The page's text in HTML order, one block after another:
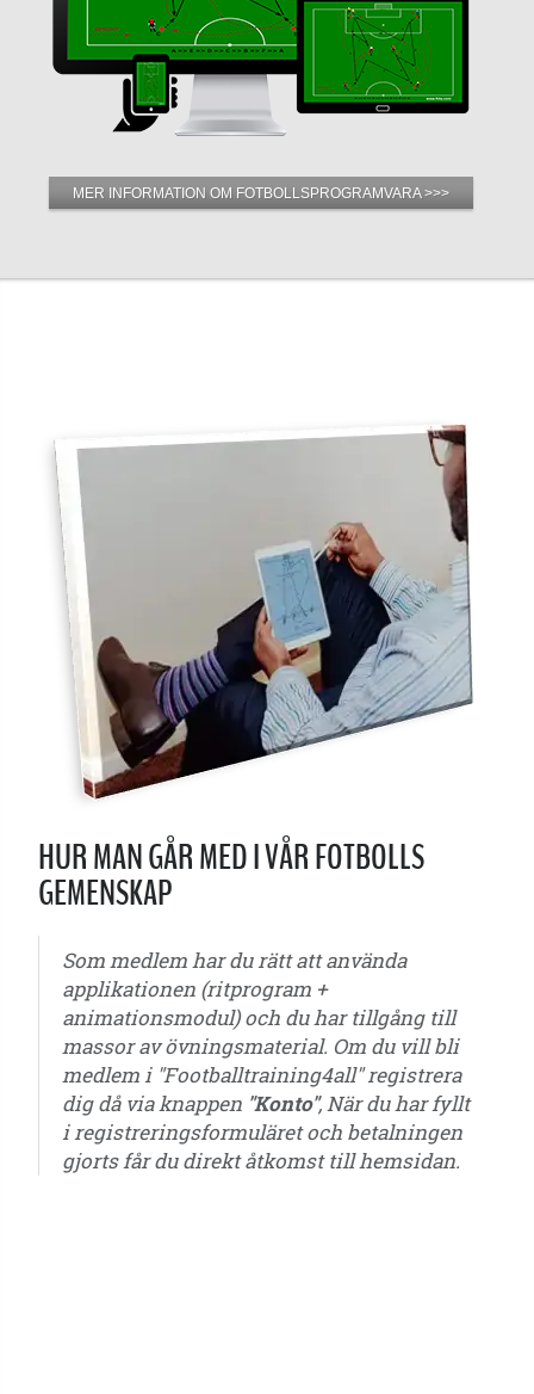
MER INFORMATION OM FOTBOLLSPROGRAMVARA >>>
HUR MAN GÅR MED I VÅR FOTBOLLS
GEMENSKAP
Som medlem har du rätt att använda
applikationen (ritprogram +
animationsmodul) och du har tillgång till
massor av övningsmaterial. Om du vill bli
medlem i "Footballtraining4all" registrera
dig då via knappen "Konto", När du har fyllt
i registreringsformuläret och betalningen
gjorts får du direkt åtkomst till hemsidan.